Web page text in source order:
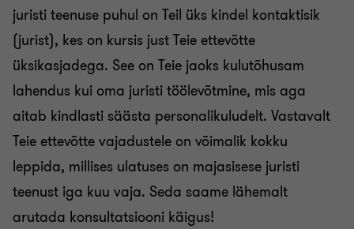
juristi teenuse puhul on Teil üks kindel kontaktisik
(jurist), kes on kursis just Teie ettevõtte
üksikasjadega. See on Teie jaoks kulutõhusam
lahendus kui oma juristi töölevõtmine, mis aga
aitab kindlasti säästa personalikuludelt. Vastavalt
Teie ettevõtte vajadustele on võimalik kokku
leppida, millises ulatuses on majasisese juristi
teenust iga kuu vaja. Seda saame lähemalt
arutada konsultatsiooni käigus!